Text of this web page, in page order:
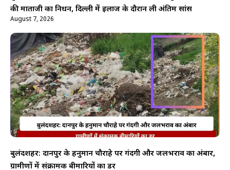
की माताजी का निधन, दिल्ली में इलाज के दौरान ली अंतिम सांस
August 7, 2026
बुलंदशहर: दानपुर के हनुमान चौराहे पर गंदगी और जलभराव का अंबार,
ग्रामीणों में संक्रामक बीमारियों का डर